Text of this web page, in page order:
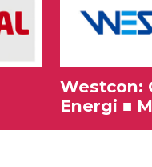
Westcon:
Energi ■